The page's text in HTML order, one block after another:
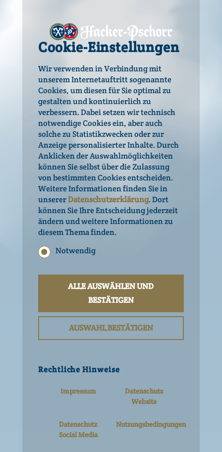
Energie pro 100 ml
162 kJ / 39 kcal
erlesener Hopfen
Hallertauer Tradition
Passt perfekt zu:
Wir empfehlen vor allem regionale Spezialitäten. Alle, die’s
leichter mögen, sollten unbedingt frische Fischgerichte zu
diesem exklusiven Trinkvergnügen probieren.
ZUTATEN
Andere trinken auch
Cookie-Einstellungen
Wir verwenden in Verbindung mit
unserem Internetauftritt sogenannte
Cookies, um diesen für Sie optimal zu
gestalten und kontinuierlich zu
verbessern. Dabei setzen wir technisch
notwendige Cookies ein, aber auch
solche zu Statistikzwecken oder zur
Anzeige personalisierter Inhalte. Durch
Anklicken der Auswahlmöglichkeiten
können Sie selbst über die Zulassung
von bestimmten Cookies entscheiden.
Weitere Informationen finden Sie in
unsererDatenschutzerklärung. Dort
können Sie Ihre Entscheidung jederzeit
ändern und weitere Informationen zu
diesem Thema finden.
Notwendig
Marketing
Details anzeigen
ALLE AUSWÄHLEN UND
BESTÄTIGEN
AUSWAHL BESTÄTIGEN
Rechtliche Hinweise
Impressum
Datenschutz
Website
Datenschutz
Social Media
Nutzungsbedingungen
Willkommen bei
Hacker-Pschorr!
Hacker-Pschorr setzt sich für einen
verantwortungsbewussten Umgang mit
Alkohol ein. Da du auf den folgenden
Seiten Informationen zu alkoholhaltigen
Getränken findest, bitten wir dich, dein
Alter zu bestätigen.
Bist du mindestens 16 Jahre alt?
Deutsch Englisch
Rechtliche Hinweise
Impressum
Nutzungsbedingungen
Datenschutz Website
Netiquette Social Media